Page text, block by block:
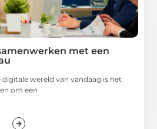
met een
wereld van vandaag is het
om een